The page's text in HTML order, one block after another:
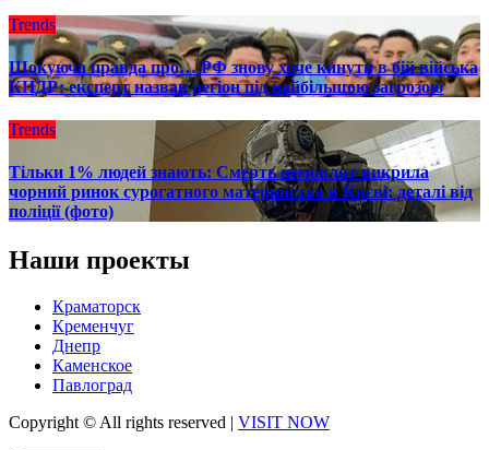
Trends
Шокуюча правда про… РФ знову хоче кинути в бій війська
КНДР: експерт назвав регіон під найбільшою загрозою
Trends
Тільки 1% людей знають: Смерть немовлят викрила
чорний ринок сурогатного материнства в Києві: деталі від
поліції (фото)
Наши проекты
Краматорск
Кременчуг
Днепр
Каменское
Павлоград
Copyright © All rights reserved | VISIT NOW